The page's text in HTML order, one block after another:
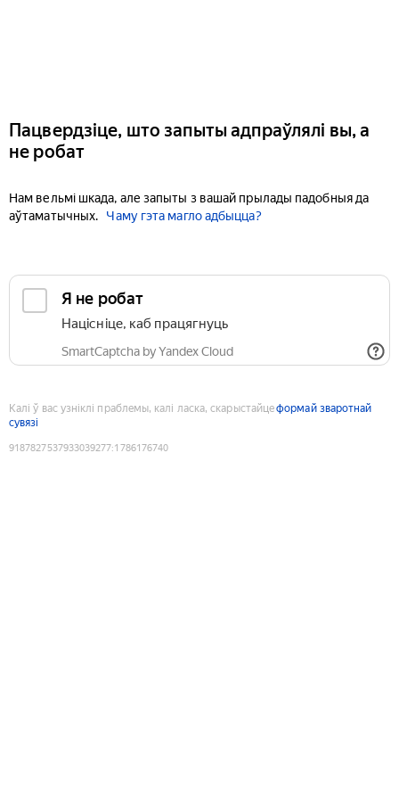
Пацвердзіце, што запыты адпраўлялі вы, а
не робат
Нам вельмі шкада, але запыты з вашай прылады падобныя да
аўтаматычных.
Чаму гэта магло адбыцца?
Я не робат
Націсніце, каб працягнуць
SmartCaptcha by Yandex Cloud
Калі ў вас узніклі праблемы, калі ласка, скарыстайцеформай зваротнай
сувязі
9187827537933039277:1786176740